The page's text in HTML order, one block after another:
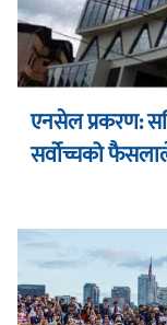
एनसेल प्रकरण:
सर्वोच्चको